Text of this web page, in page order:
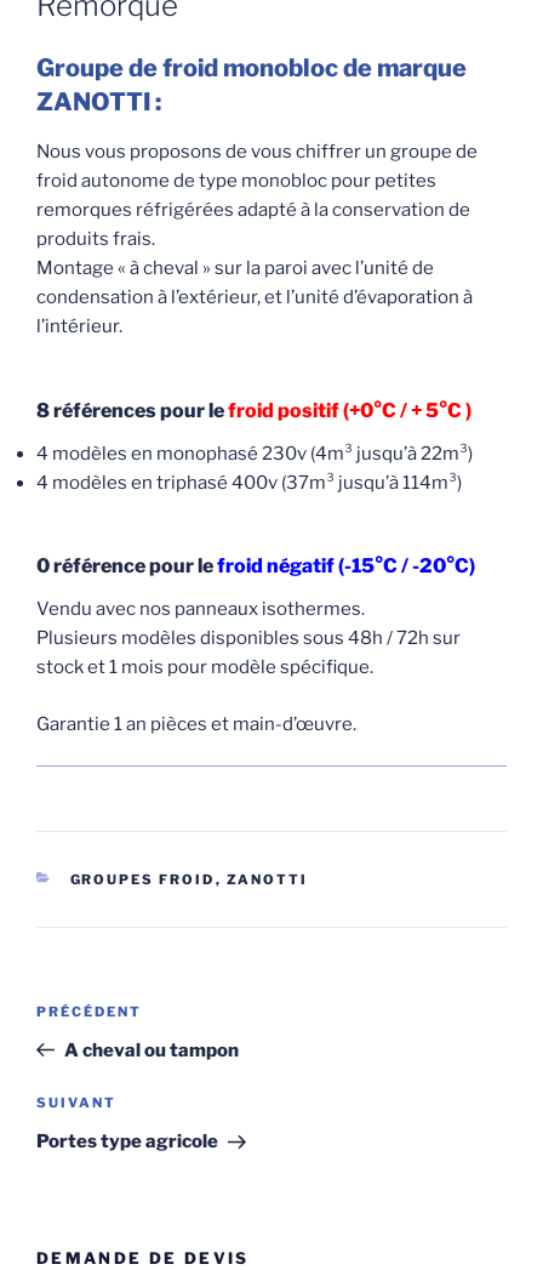
Groupe de froid monobloc de marque
ZANOTTI :
Nous vous proposons de vous chiffrer un groupe de
froid autonome de type monobloc pour petites
remorques réfrigérées adapté à la conservation de
produits frais.
Montage « à cheval » sur la paroi avec l’unité de
condensation à l’extérieur, et l’unité d’évaporation à
l’intérieur.
8 références pour lefroid positif (+0°C / + 5°C )
4 modèles en monophasé 230v (4m³ jusqu’à 22m³)
4 modèles en triphasé 400v (37m³ jusqu’à 114m³)
0 référence pour lefroid négatif (-15°C / -20°C)
Vendu avec nos panneaux isothermes.
Plusieurs modèles disponibles sous 48h / 72h sur
stock et 1 mois pour modèle spécifique.
Garantie 1 an pièces et main-d’œuvre.
CATÉGORIES
GROUPES FROID , ZANOTTI
Navigation
l’article
Article
précédent
PRÉCÉDENT
A cheval ou tampon
Article
suivant
SUIVANT
Portes type agricole
DEMANDE DE DEVIS